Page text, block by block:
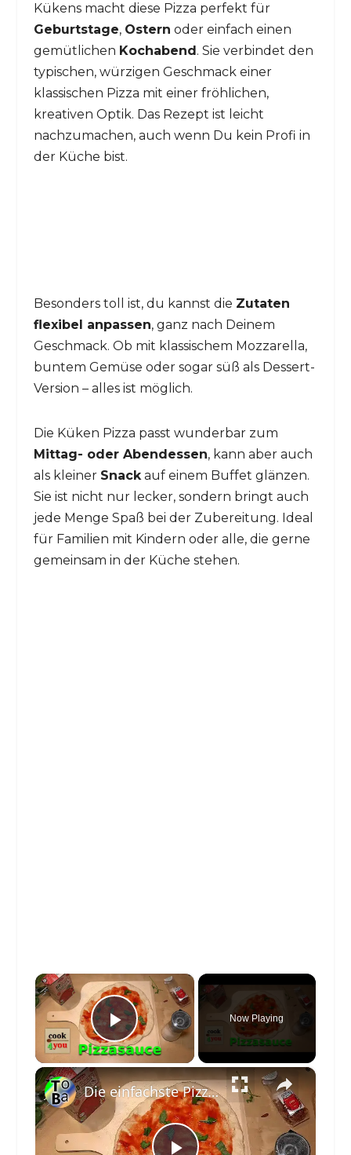
Kükens macht diese Pizza perfekt für
Geburtstage, Ostern oder einfach einen
gemütlichen Kochabend. Sie verbindet den
typischen, würzigen Geschmack einer
klassischen Pizza mit einer fröhlichen,
kreativen Optik. Das Rezept ist leicht
nachzumachen, auch wenn Du kein Profi in
der Küche bist.
Besonders toll ist, du kannst die Zutaten
flexibel anpassen, ganz nach Deinem
Geschmack. Ob mit klassischem Mozzarella,
buntem Gemüse oder sogar süß als Dessert-
Version – alles ist möglich.
Die Küken Pizza passt wunderbar zum
Mittag- oder Abendessen, kann aber auch
als kleiner Snackauf einem Buffet glänzen.
Sie ist nicht nur lecker, sondern bringt auch
jede Menge Spaß bei der Zubereitung. Ideal
für Familien mit Kindern oder alle, die gerne
gemeinsam in der Küche stehen.
×
Play Video
Now Playing
×
Die einfachste Pizzasauce - 11 Cent pro Pizza